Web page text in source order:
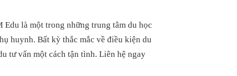
là một trong những trung tâm du học
huynh. Bất kỳ thắc mắc về điều kiện du
tư vấn một cách tận tình. Liên hệ ngay